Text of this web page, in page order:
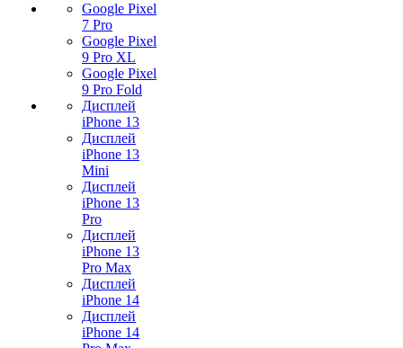
Google Pixel
7 Pro
Google Pixel
9 Pro XL
Google Pixel
9 Pro Fold
Дисплей
iPhone 13
Дисплей
iPhone 13
Mini
Дисплей
iPhone 13
Pro
Дисплей
iPhone 13
Pro Max
Дисплей
iPhone 14
Дисплей
iPhone 14